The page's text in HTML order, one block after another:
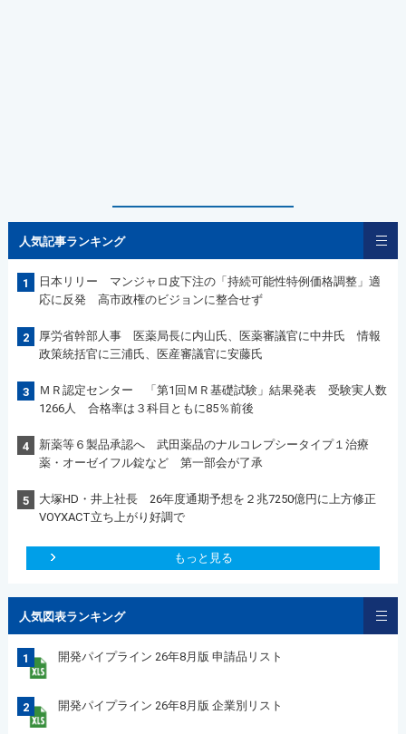
人気記事ランキング
1
日本リリー マンジャロ皮下注の「持続可能性特例価格調整」適
応に反発 高市政権のビジョンに整合せず
2
厚労省幹部人事 医薬局長に内山氏、医薬審議官に中井氏 情報
政策統括官に三浦氏、医産審議官に安藤氏
3
ＭＲ認定センター 「第1回ＭＲ基礎試験」結果発表 受験実人数
1266人 合格率は３科目ともに85％前後
4
新薬等６製品承認へ 武田薬品のナルコレプシータイプ１治療
薬・オーゼイフル錠など 第一部会が了承
5
大塚HD・井上社長 26年度通期予想を２兆7250億円に上方修正
VOYXACT立ち上がり好調で
もっと見る
人気図表ランキング
1 開発パイプライン 26年8月版 申請品リスト
2 開発パイプライン 26年8月版 企業別リスト